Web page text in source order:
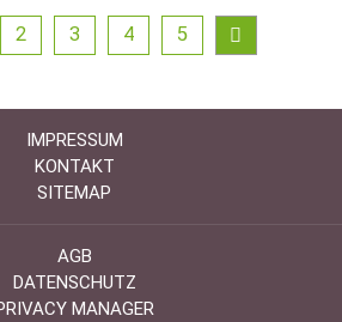
2 3 4 5
IMPRESSUM
KONTAKT
SITEMAP
AGB
DATENSCHUTZ
MANAGER